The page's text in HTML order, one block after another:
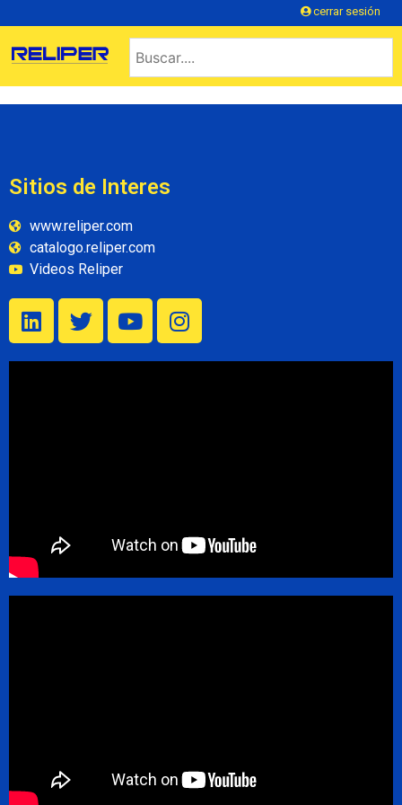
cerrar sesión
Sitios de Interes
www.reliper.com
catalogo.reliper.com
Videos Reliper